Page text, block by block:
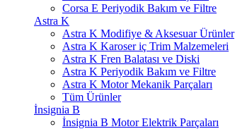
Corsa E Periyodik Bakım ve Filtre
Astra K
Astra K Modifiye & Aksesuar Ürünler
Astra K Karoser iç Trim Malzemeleri
Astra K Fren Balatası ve Diski
Astra K Periyodik Bakım ve Filtre
Astra K Motor Mekanik Parçaları
Tüm Ürünler
İnsignia B
İnsignia B Motor Elektrik Parçaları